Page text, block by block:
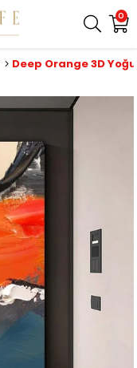
0
Deep Orange 3D